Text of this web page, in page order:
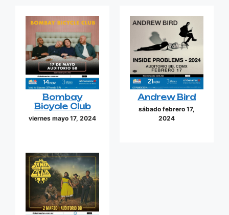
Bombay
Bicycle Club
viernes mayo 17, 2024
Andrew Bird
sábado febrero 17,
2024